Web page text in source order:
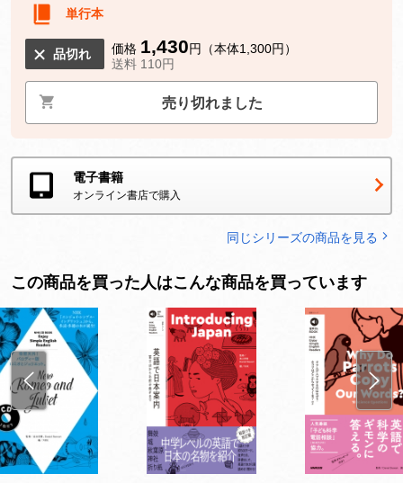
単行本
品切れ 価格 1,430円（本体1,300円）
送料 110円
売り切れました
電子書籍
オンライン書店で購入
同じシリーズの商品を見る
この商品を買った人はこんな商品を買っています